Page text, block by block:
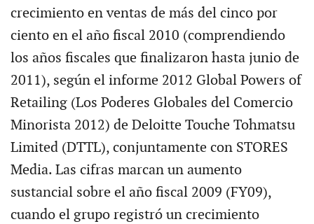
crecimiento en ventas de más del cinco por
ciento en el año fiscal 2010 (comprendiendo
los años fiscales que finalizaron hasta junio de
2011), según el informe 2012 Global Powers of
Retailing (Los Poderes Globales del Comercio
Minorista 2012) de Deloitte Touche Tohmatsu
Limited (DTTL), conjuntamente con STORES
Media. Las cifras marcan un aumento
sustancial sobre el año fiscal 2009 (FY09),
cuando el grupo registró un crecimiento